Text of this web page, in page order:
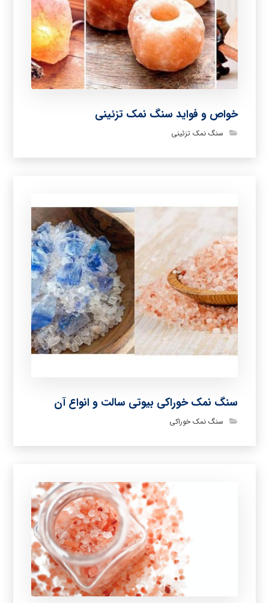
خواص و فواید سنگ نمک تزئینی
سنگ نمک تزئینی
سنگ نمک خوراکی بیوتی سالت و انواع آن
سنگ نمک خوراکی